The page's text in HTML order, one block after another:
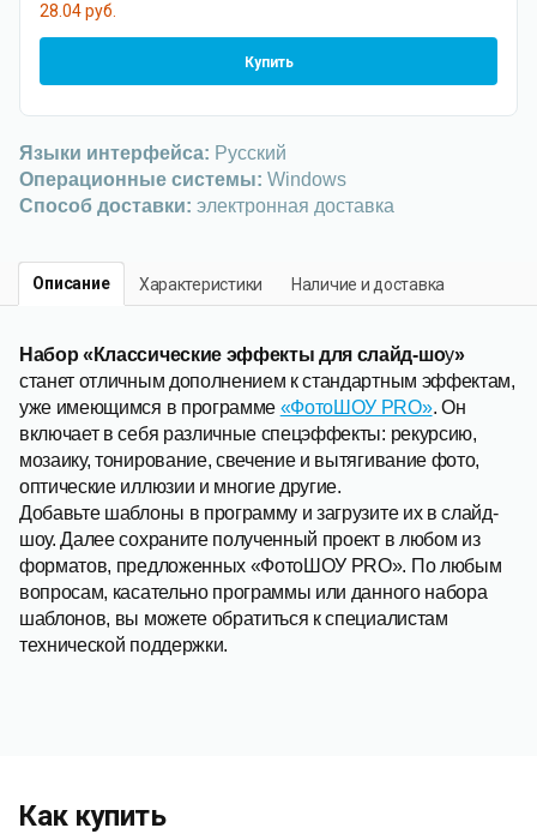
28.04 руб.
Купить
Языки интерфейса: Русский
Операционные системы: Windows
Способ доставки: электронная доставка
Описание Характеристики Наличие и доставка
Набор «Классические эффекты для слайд-шоу»
станет отличным дополнением к стандартным эффектам,
уже имеющимся в программе «ФотоШОУ PRO». Он
включает в себя различные спецэффекты: рекурсию,
мозаику, тонирование, свечение и вытягивание фото,
оптические иллюзии и многие другие.
Добавьте шаблоны в программу и загрузите их в слайд-
шоу. Далее сохраните полученный проект в любом из
форматов, предложенных «ФотоШОУ PRO». По любым
вопросам, касательно программы или данного набора
шаблонов, вы можете обратиться к специалистам
технической поддержки.
Как купить